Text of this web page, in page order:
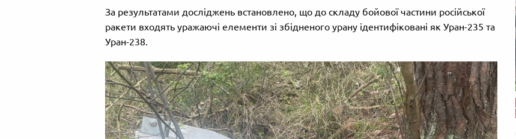
За результатами досліджень встановлено, що до складу бойової частини російської
ракети входять уражаючі елементи зі збідненого урану ідентифіковані як Уран-235 та
Уран-238.